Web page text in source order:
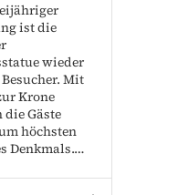
ist die
wieder
Mit
Krone
die Gäste
höchsten
Denkmals.…